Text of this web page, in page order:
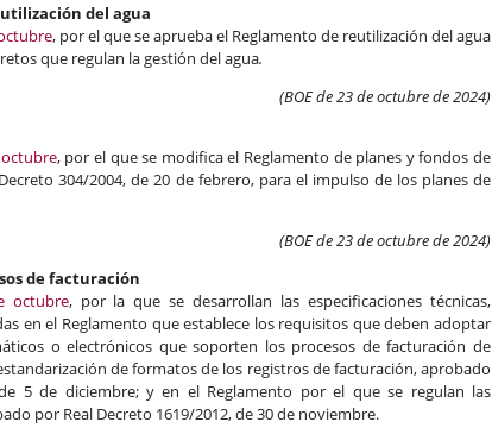
del agua
, por el que se aprueba el Reglamento de reutilización del agua
que regulan la gestión del agua.
(BOE de 23 de octubre de 2024)
octubre, por el que se modifica el Reglamento de planes y fondos de
304/2004, de 20 de febrero, para el impulso de los planes de
(BOE de 23 de octubre de 2024)
de facturación
octubre, por la que se desarrollan las especificaciones técnicas,
en el Reglamento que establece los requisitos que deben adoptar
o electrónicos que soporten los procesos de facturación de
de formatos de los registros de facturación, aprobado
5 de diciembre; y en el Reglamento por el que se regulan las
por Real Decreto 1619/2012, de 30 de noviembre.